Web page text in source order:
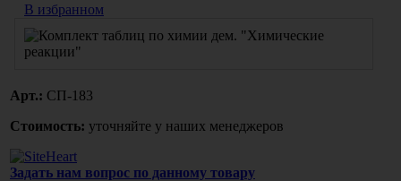
В избранном
Арт.: СП-183
Стоимость: уточняйте у наших менеджеров
Задать нам вопрос по данному товару